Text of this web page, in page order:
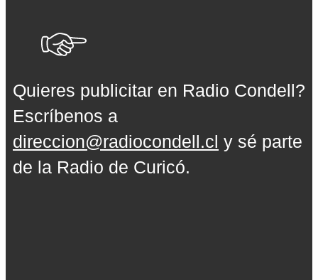
Quieres publicitar en Radio Condell?
Escríbenos a
direccion@radiocondell.cl y sé parte
de la Radio de Curicó.